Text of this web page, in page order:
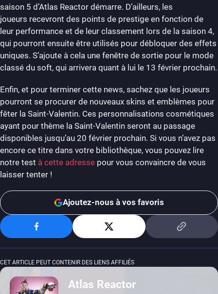
saison 5 d’Atlas Reactor démarre. D’ailleurs, les
joueurs recevront des points de prestige en fonction de
leur performance et de leur classement lors de la saison 4,
qui pourront ensuite être utilisés pour débloquer des effets
uniques. S’ajoute à cela une fenêtre de sortie pour le mode
classé du soft, qui arrivera quant à lui le 13 février prochain.
Enfin, et pour terminer cette news, sachez que les joueurs
pourront se procurer de nouveaux skins et emblèmes pour
fêter la Saint-Valentin. Ces personnalisations cosmétiques
ayant pour thème la Saint-Valentin seront au passage
disponibles jusqu’au 20 février prochain. Si vous n’avez pas
encore ce titre dans votre bibliothèque, vous pouvez lire
notre test à cette adresse pour vous convaincre de vous
laisser tenter !
Ajoutez-nous à vos favoris
CET ARTICLE PEUT CONTENIR DES LIENS AFFILIÉS
Atlas Reactor